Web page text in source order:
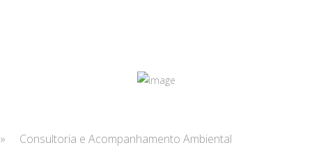
» Consultoria e Acompanhamento Ambiental